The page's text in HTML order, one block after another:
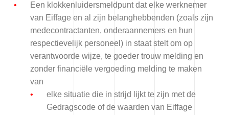
Een klokkenluidersmeldpunt dat elke werknemer
van Eiffage en al zijn belanghebbenden (zoals zijn
medecontractanten, onderaannemers en hun
respectievelijk personeel) in staat stelt om op
verantwoorde wijze, te goeder trouw melding en
zonder financiële vergoeding melding te maken
van
elke situatie die in strijd lijkt te zijn met de
Gedragscode of de waarden van Eiffage